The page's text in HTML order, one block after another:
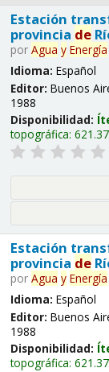
Estación
provincia de
por Agua y Energía
Idioma: Español
Editor: Buenos
1988
Disponibilidad:
topográfica:
Estación
provincia de
por Agua y Energía
Idioma: Español
Editor: Buenos
1988
Disponibilidad:
topográfica: